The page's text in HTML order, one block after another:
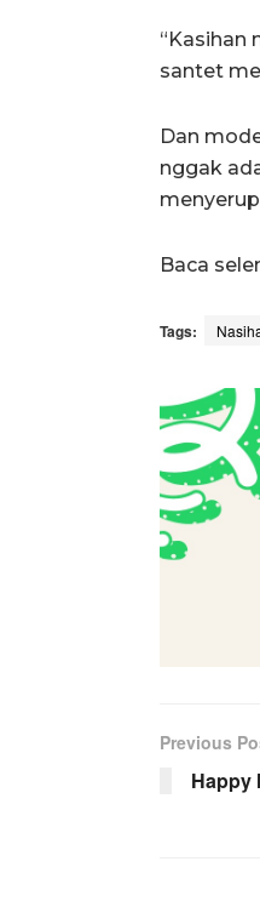
“Kasihan
santet
Dan
nggak
Baca
Tags:
Previous
Happy